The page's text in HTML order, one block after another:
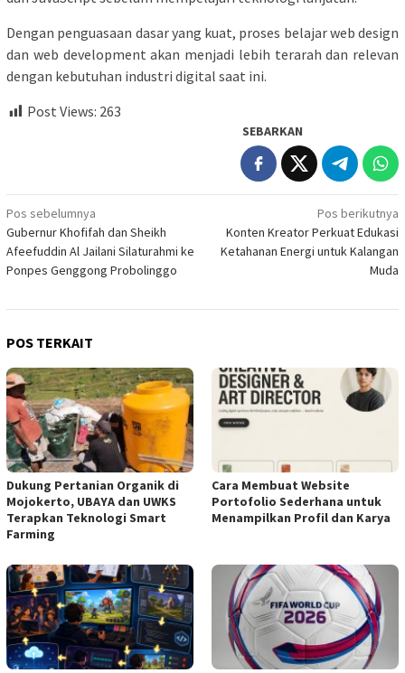
Dengan penguasaan dasar yang kuat, proses belajar web design
dan web development akan menjadi lebih terarah dan relevan
dengan kebutuhan industri digital saat ini.
Post Views: 263
SEBARKAN
Navigasi
pos
Pos sebelumnya
Gubernur Khofifah dan Sheikh
Afeefuddin Al Jailani Silaturahmi ke
Ponpes Genggong Probolinggo
Pos berikutnya
Konten Kreator Perkuat Edukasi
Ketahanan Energi untuk Kalangan
Muda
POS TERKAIT
Dukung Pertanian Organik di
Mojokerto, UBAYA dan UWKS
Terapkan Teknologi Smart
Farming
Cara Membuat Website
Portofolio Sederhana untuk
Menampilkan Profil dan Karya